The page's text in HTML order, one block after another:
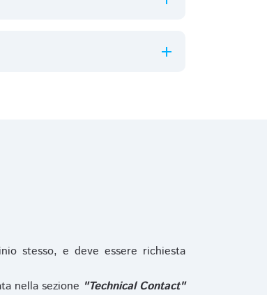
stesso, e deve essere richiesta
nella sezione "Technical Contact"